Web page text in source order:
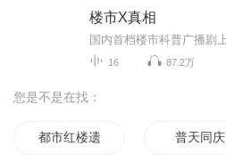
楼市X真相
16 87.2万
您是不是在找：
都市红楼遗梦 普天同庆